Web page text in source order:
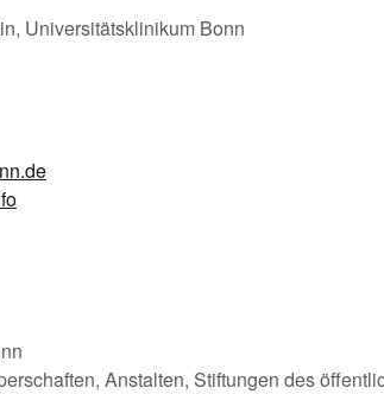
Universitätsklinikum Bonn
Anstalten, Stiftungen des